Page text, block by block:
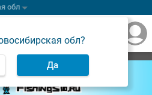
обл
обл?
Да